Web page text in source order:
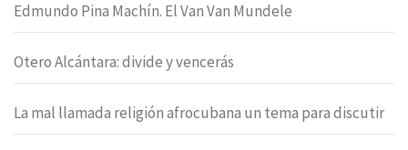
Edmundo Pina Machín. El Van Van Mundele
Otero Alcántara: divide y vencerás
La mal llamada religión afrocubana un tema para discutir